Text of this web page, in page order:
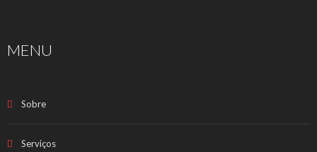
MENU
Sobre
Serviços